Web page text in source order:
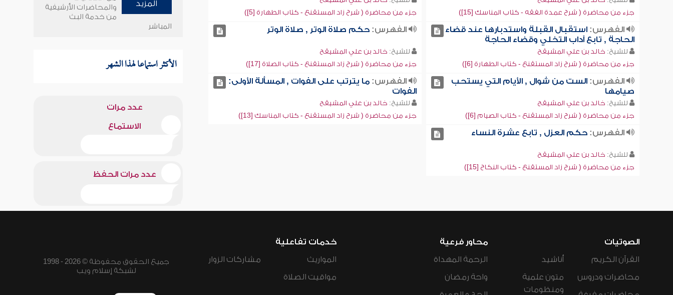
جزء من محاضرة ( شرح عمدة الفقه - كتاب المناسك [15])
جزء من محاضرة ( شرح زاد المستقنع - كتاب الطهارة [5])
الفهرس:استقبال القبلة واستدبارها عند قضاء
الحاجة , تابع آداب التخلي وقضاء الحاجة
للشيخ: خالد بن علي المشيقح
جزء من محاضرة ( شرح زاد المستقنع - كتاب الطهارة [6])
الفهرس: حكم صلاة الوتر , صلاة الوتر
للشيخ: خالد بن علي المشيقح
جزء من محاضرة ( شرح زاد المستقنع - كتاب الصلاة [17])
الفهرس:الست من شوال , الأيام التي يستحب
صيامها
للشيخ: خالد بن علي المشيقح
جزء من محاضرة ( شرح زاد المستقنع - كتاب الصيام [6])
الفهرس: ما يترتب على الفوات , المسألة الأولى:
الفوات
للشيخ: خالد بن علي المشيقح
جزء من محاضرة ( شرح زاد المستقنع - كتاب المناسك [13])
الفهرس:حكم العزل , تابع عشرة النساء
للشيخ: خالد بن علي المشيقح
جزء من محاضرة ( شرح زاد المستقنع - كتاب النكاح [15])
المزيد
والمحاضرات الأرشيفية
من خدمة البث
المباشر
الأكثر استماعا لهذا الشهر
عدد مرات
الاستماع
عدد مرات الحفظ
الصوتيات
القرآن الكريم
محاضرات ودروس
أناشيد
متون علمية
ومنظومات
محاور فرعية
الرحمة المهداة
واحة رمضان
خدمات تفاعلية
المواريث
مواقيت الصلاة
مشاركات الزوار
جميع الحقوق محفوظة © 2026 - 1998
لشبكة إسلام ويب